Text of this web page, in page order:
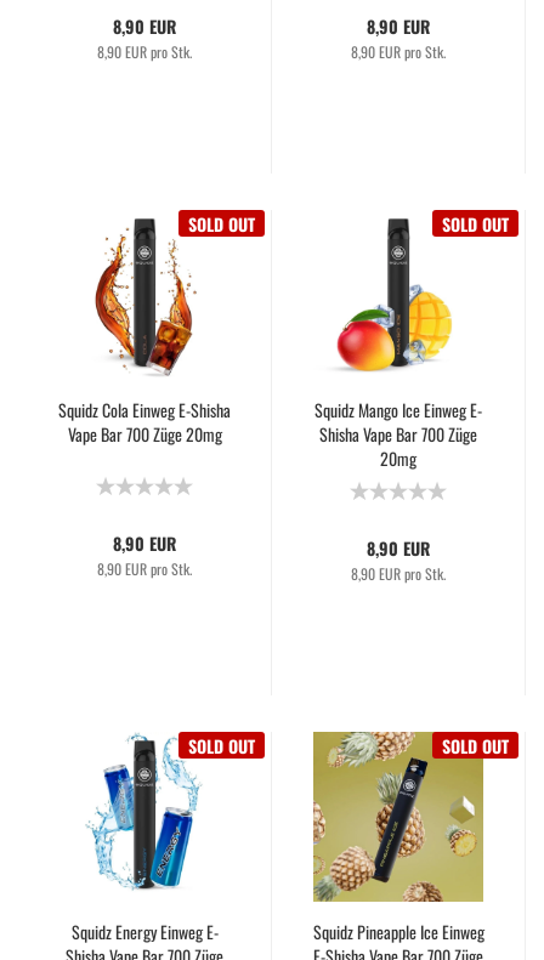
8,90 EUR
8,90 EUR pro Stk.
8,90 EUR
8,90 EUR pro Stk.
SOLD OUT
Squidz Cola Einweg E-Shisha
Vape Bar 700 Züge 20mg
8,90 EUR
8,90 EUR pro Stk.
SOLD OUT
Squidz Mango Ice Einweg E-
Shisha Vape Bar 700 Züge
20mg
8,90 EUR
8,90 EUR pro Stk.
SOLD OUT
Squidz Energy Einweg E-
SOLD OUT
Squidz Pineapple Ice Einweg